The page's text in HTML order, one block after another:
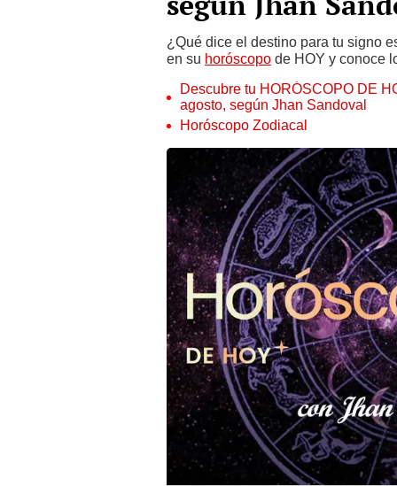
¿Qué dice el destino para tu signo
en su horóscopode HOY y conoce
Descubre tu HORÓSCOPO DE
agosto, según Jhan Sandoval
Horóscopo Zodiacal
Horóscopo de Jhan Sandoval, hoy 3 de